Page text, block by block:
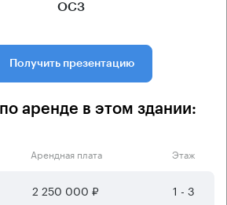
ОСЗ
Получить презентацию
аренде в этом здании:
Арендная плата Этаж
2 250 000 ₽ 1 - 3